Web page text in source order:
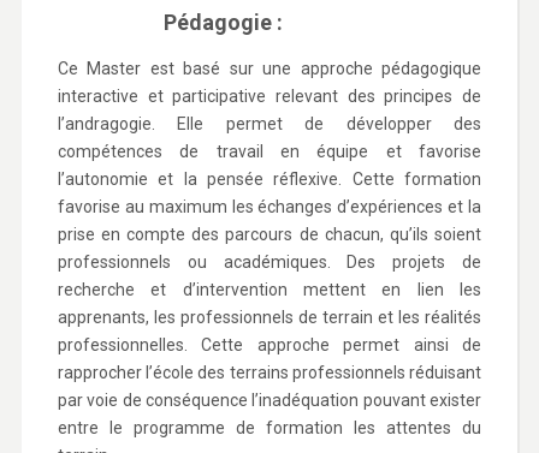
Pédagogie :
Ce Master est basé sur une approche pédagogique
interactive et participative relevant des principes de
l’andragogie. Elle permet de développer des
compétences de travail en équipe et favorise
l’autonomie et la pensée réflexive. Cette formation
favorise au maximum les échanges d’expériences et la
prise en compte des parcours de chacun, qu’ils soient
professionnels ou académiques. Des projets de
recherche et d’intervention mettent en lien les
apprenants, les professionnels de terrain et les réalités
professionnelles. Cette approche permet ainsi de
rapprocher l’école des terrains professionnels réduisant
par voie de conséquence l’inadéquation pouvant exister
entre le programme de formation les attentes du